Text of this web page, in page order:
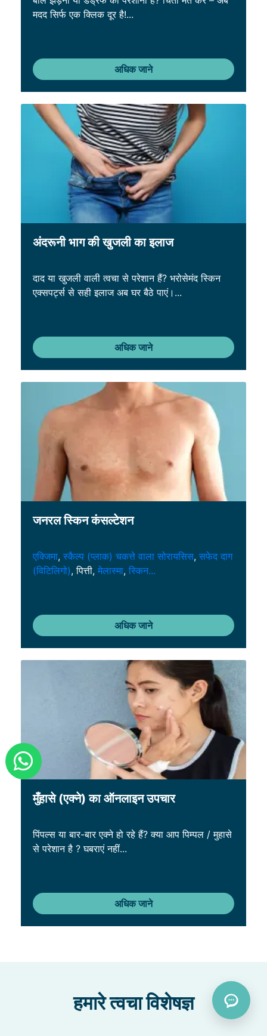
मदद सिर्फ एक क्लिक दूर है!...
अधिक जाने
अंदरूनी भाग की खुजली का इलाज
दाद या खुजली वाली त्वचा से परेशान हैं? भरोसेमंद स्किन
एक्सपर्ट्स से सही इलाज अब घर बैठे पाएं।...
अधिक जाने
जनरल स्किन कंसल्टेशन
एक्जिमा, स्कैल्प (प्लाक) चकत्ते वाला सोरायसिस, सफेद दाग
(विटिलिगो), पित्ती, मेलास्मा, स्किन...
अधिक जाने
मुँहासे (एक्ने) का ऑनलाइन उपचार
पिंपल्स या बार-बार एक्ने हो रहे हैं? क्या आप पिम्पल / मुहासे
से परेशान है ? घबराएं नहीं...
अधिक जाने
हमारे त्वचा विशेषज्ञ